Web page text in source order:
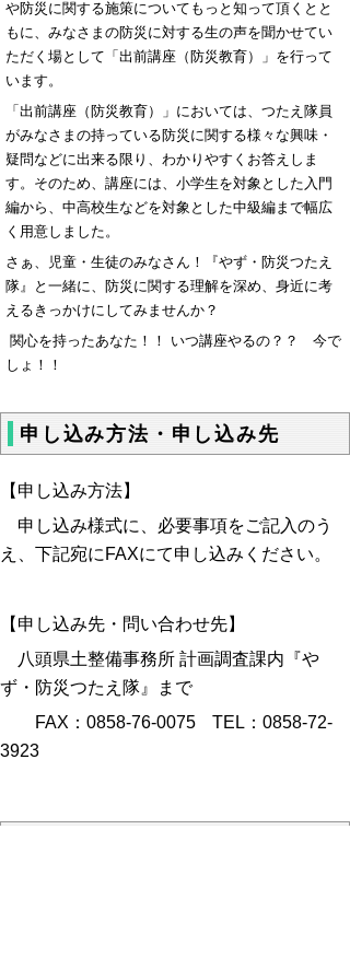
や防災に関する施策についてもっと知って頂くとと
もに、みなさまの防災に対する生の声を聞かせてい
ただく場として「出前講座（防災教育）」を行って
います。
「出前講座（防災教育）」においては、つたえ隊員
がみなさまの持っている防災に関する様々な興味・
疑問などに出来る限り、わかりやすくお答えしま
す。そのため、講座には、小学生を対象とした入門
編から、中高校生などを対象とした中級編まで幅広
く用意しました。
さぁ、児童・生徒のみなさん！『やず・防災つたえ
隊』と一緒に、防災に関する理解を深め、身近に考
えるきっかけにしてみませんか？
関心を持ったあなた！！ いつ講座やるの？？ 今で
しょ！！
申し込み方法・申し込み先
【申し込み方法】
申し込み様式に、必要事項をご記入のう
え、下記宛にFAXにて申し込みください。
【申し込み先・問い合わせ先】
八頭県土整備事務所 計画調査課内『や
ず・防災つたえ隊』まで
FAX：0858-76-0075 TEL：0858-72-
3923